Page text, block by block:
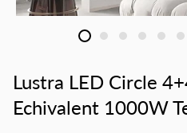
Lustra LED Circle
Echivalent 1000W